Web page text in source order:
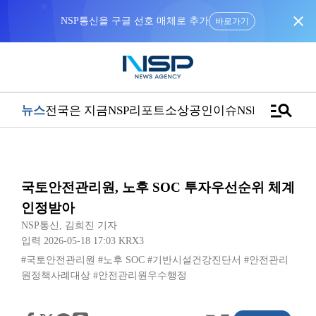
바로가기 close
뉴스전국은 지금NSP리포트소상공인이슈NSPTVmanage_search
국토안전관리원, 노후 SOC 투자우선순위 체계
인정받아
NSP통신 , 김희진 기자
입력 2026-05-18 17:03 KRX3
#국토안전관리원 #노후 SOC #기반시설건강진단서 #안전관리
원정책사례대상 #안전관리원우수행정